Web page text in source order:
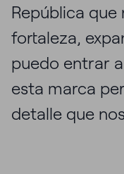
República que
fortaleza,
puedo entrar
esta marca
detalle que